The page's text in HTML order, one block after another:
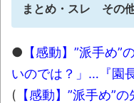
まとめ・スレ その
● 【感動】”派手め
いのでは？」…『園
( 【感動】”派手め”